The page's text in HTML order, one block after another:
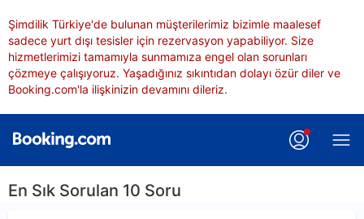
Şimdilik Türkiye'de bulunan müşterilerimiz bizimle maalesef
sadece yurt dışı tesisler için rezervasyon yapabiliyor. Size
hizmetlerimizi tamamıyla sunmamıza engel olan sorunları
çözmeye çalışıyoruz. Yaşadığınız sıkıntıdan dolayı özür diler ve
Booking.com'la ilişkinizin devamını dileriz.
En Sık Sorulan 10 Soru